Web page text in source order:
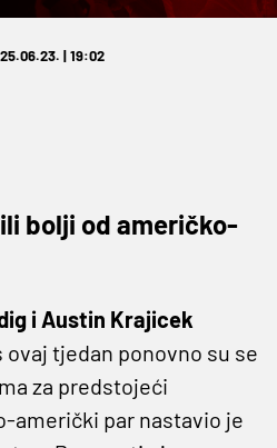
| 19:02
bolji od američko-
i Austin Krajicek
ovaj tjedan ponovno su se
za predstojeći
američki par nastavio je